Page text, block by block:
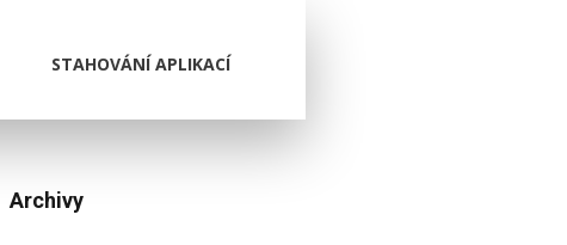
STAHOVÁNÍ APLIKACÍ
Archivy